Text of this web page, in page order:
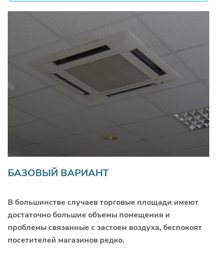
сечения ∅100-315 мм
Монтажвоздушного
фильтра типоразмером от
шт
7300
МОНТАЖ КАЛОРИФЕРА ЭЛЕКТРИЧЕСКОГО
электрического для
круглого сечения ∅100-
315 мм
шт
БАЗОВЫЙ ВАРИАНТ
В большинстве случаев торговые площади имеют
достаточно большие объемы помещения и
проблемы связанные с застоем воздуха, беспокоят
посетителей магазинов редко.